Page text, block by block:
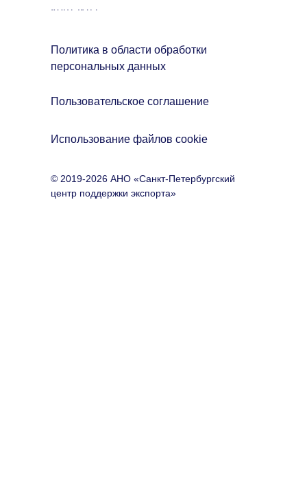
Контакты
Пользовательское соглашение
Использование файлов cookie
Политика в области обработки
персональных данных
© 2019-2026 АНО «Санкт-Петербургский
центр поддержки экспорта»